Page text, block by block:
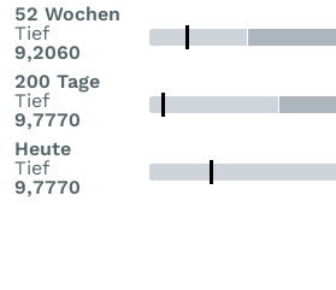
52 Wochen
Tief
9,2060
200 Tage
Tief
9,7770
Heute
Tief
9,7770